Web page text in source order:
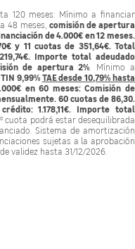
120 meses: Mínimo a financiar
48 meses,comisión de apertura
de 4.000€ en 12 meses.
y 11 cuotas de 351,64€. Total
Importe total adeudado
de apertura 2% . Mínimo a
TIN 9,99%TAE desde 10,79% hasta
en 60 meses: Comisión de
60 cuotas de 86,30.
1.178,11€. Importe total
cuota podrá estar desequilibrada
Sistema de amortización
sujetas a la aprobación
validez hasta 31/12/2026.